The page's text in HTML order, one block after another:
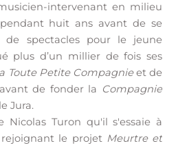
intervenant en milieu
huit ans avant de se
de spectacles pour le jeune
plus d’un millier de fois ses
Toute Petite Compagnieet de
de fonder la Compagnie
Jura.
Nicolas Turon qu'il s'essaie à
le projet Meurtre et